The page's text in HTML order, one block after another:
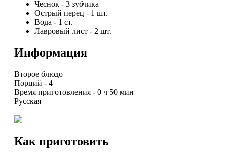
Чеснок - 3 зубчика
Острый перец - 1 шт.
Вода - 1 ст.
Лавровый лист - 2 шт.
Информация
Второе блюдо
Порций - 4
Время приготовления - 0 ч 50 мин
Русская
Как приготовить